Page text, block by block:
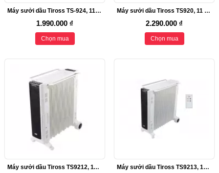
Máy sưởi dầu Tiross TS-924, 11 thanh sưởi, 2400W
1.990.000 ₫
Chọn mua
Máy sưởi dầu Tiross TS920, 11 thanh, 2700W
2.290.000 ₫
Chọn mua
Máy sưởi dầu Tiross TS9212, 11 thanh sưởi, 2200W Máy sưởi dầu Tiross TS9213, 13 thanh sưởi, 2500W